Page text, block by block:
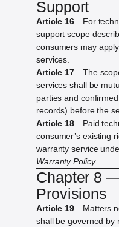
Support
Article 16 For
support scope
consumers may
services.
Article 17 The
services shall be
parties and
records) before the
Article 18 Paid
consumer’s existing
warranty service
Warranty Policy.
Chapter 8
Provisions
Article 19 Matters
shall be governed